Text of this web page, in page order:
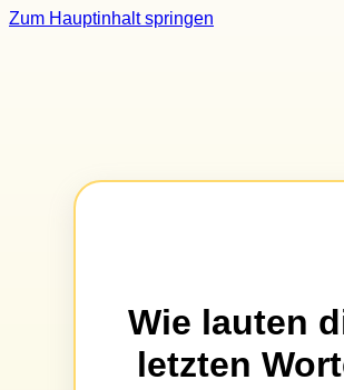
Zum Hauptinhalt springen
Wie lauten
letzten